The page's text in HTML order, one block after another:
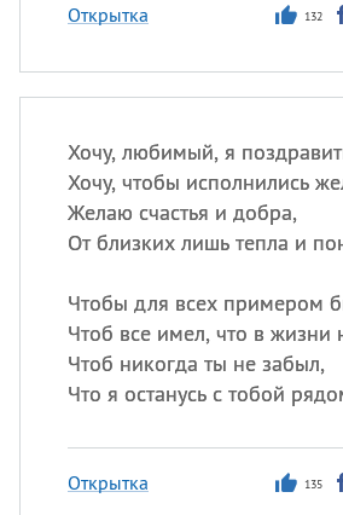
Открытка 132
Хочу, любимый, я
Хочу, чтобы исполнились
Желаю счастья и добра,
От близких лишь тепла и
Чтобы для всех примером
Чтоб все имел, что в жизни
Чтоб никогда ты не забыл,
Что я останусь с тобой
Открытка 135